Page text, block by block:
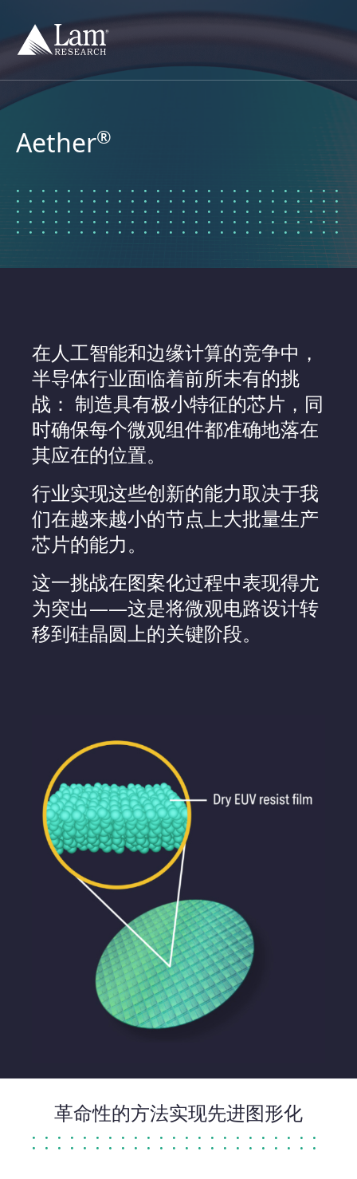
Aether®
在人工智能和边缘计算的竞争中，
半导体行业面临着前所未有的挑
战： 制造具有极小特征的芯片，同
时确保每个微观组件都准确地落在
其应在的位置。
行业实现这些创新的能力取决于我
们在越来越小的节点上大批量生产
芯片的能力。
这一挑战在图案化过程中表现得尤
为突出——这是将微观电路设计转
移到硅晶圆上的关键阶段。
革命性的方法实现先进图形化